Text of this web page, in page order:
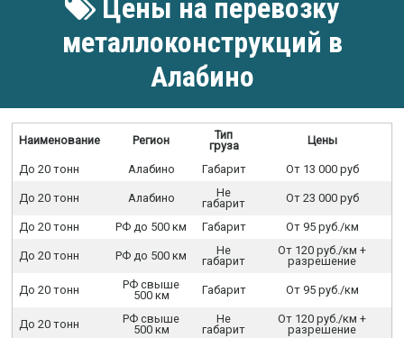
Цены на перевозку
металлоконструкций в
Алабино
Наименование Регион
Тип
груза
Цены
До 20 тонн Алабино Габарит От 13 000 руб
До 20 тонн Алабино
Не
габарит
От 23 000 руб
До 20 тонн РФ до 500 км Габарит От 95 руб./км
До 20 тонн РФ до 500 км
Не
габарит
От 120 руб./км +
разрешение
До 20 тонн
РФ свыше
500 км
Габарит От 95 руб./км
До 20 тонн
РФ свыше
500 км
Не
габарит
От 120 руб./км +
разрешение